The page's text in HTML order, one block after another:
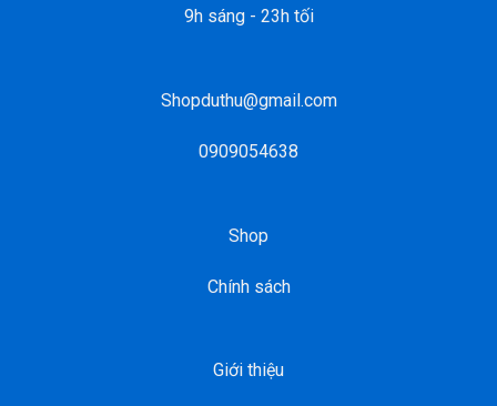
9h sáng - 23h tối
Shopduthu@gmail.com
0909054638
Shop
Chính sách
Giới thiệu